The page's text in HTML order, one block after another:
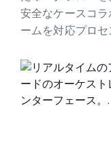
査、レビュー、
たワークフロー
安全なケースコ
ームを対応プロセ